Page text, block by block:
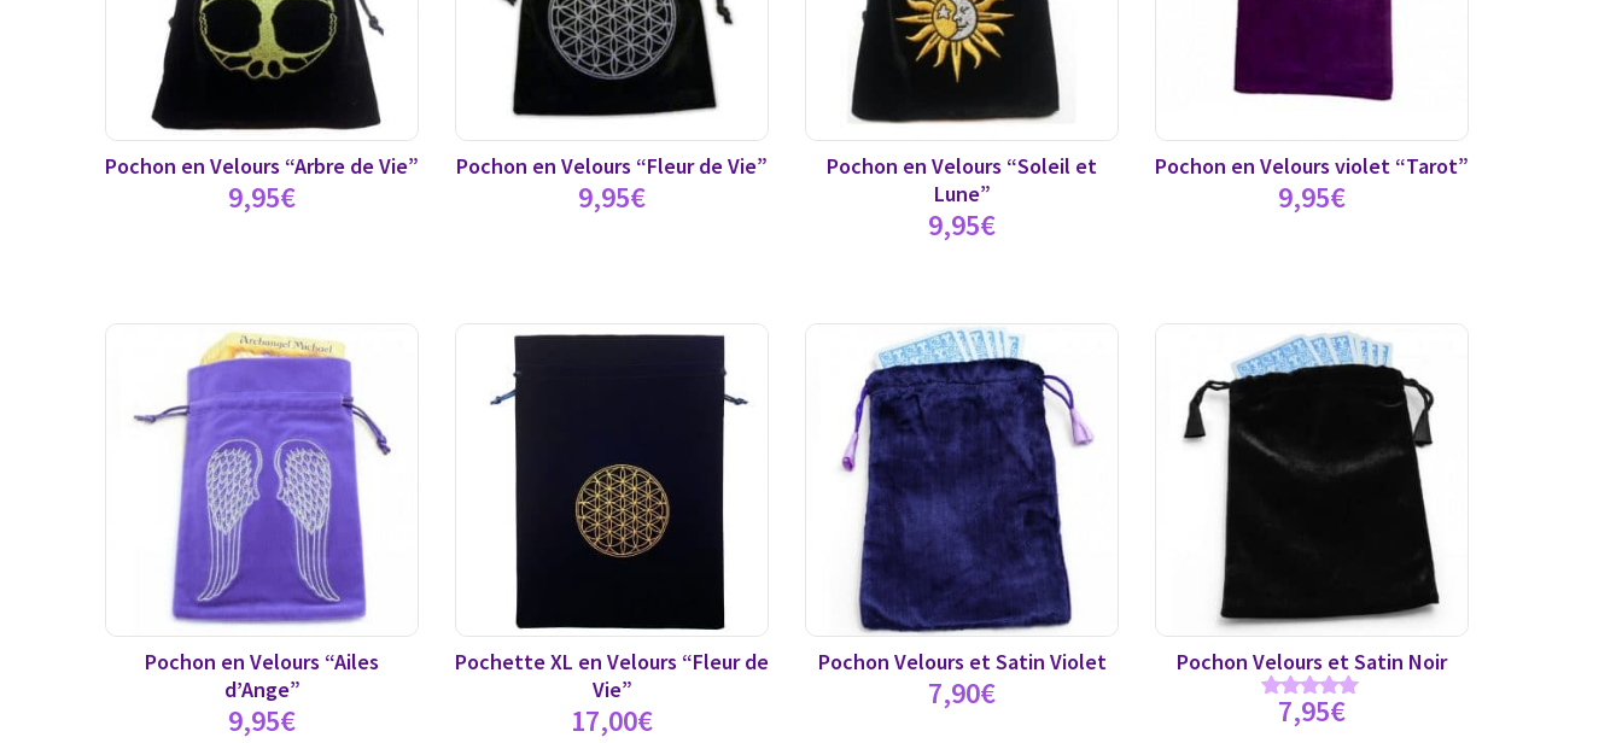
Pochon en Velours “Arbre de Vie”
9,95€
Pochon en Velours “Fleur de Vie”
9,95€
Pochon en Velours “Soleil et
Lune”
9,95€
Pochon en Velours violet “Tarot”
9,95€
Pochon en Velours “Ailes
d’Ange”
9,95€
Pochette XL en Velours “Fleur de
Vie”
17,00€
Pochon Velours et Satin Violet
7,90€
Pochon Velours et Satin Noir
Note
5.00
7,95€